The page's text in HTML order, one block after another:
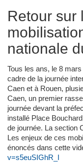
Retour sur
nationale
Tous les ans, le 8
cadre de la journée
Caen et à Rouen,
Caen, un premier
journée devant la
installé Place
de journée. La section
Les enjeux de ces
énoncés dans cette
v=s5euSIGhR_I